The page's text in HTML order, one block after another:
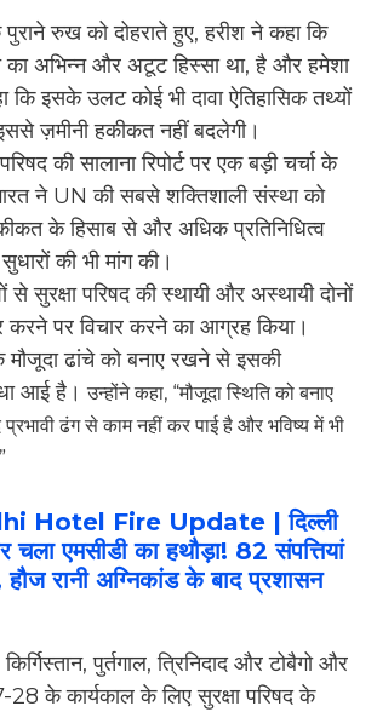
रुख को दोहराते हुए, हरीश ने कहा कि
का अभिन्न और अटूट हिस्सा था, है और हमेशा
कि इसके उलट कोई भी दावा ऐतिहासिक तथ्यों
ज़मीनी हकीकत नहीं बदलेगी।
की सालाना रिपोर्ट पर एक बड़ी चर्चा के
ने UN की सबसे शक्तिशाली संस्था को
के हिसाब से और अधिक प्रतिनिधित्व
की भी मांग की।
सुरक्षा परिषद की स्थायी और अस्थायी दोनों
करने पर विचार करने का आग्रह किया।
मौजूदा ढांचे को बनाए रखने से इसकी
आई है।उन्होंने कहा, “मौजूदा स्थिति को बनाए
ढंग से काम नहीं कर पाई है और भविष्य में भी
Hotel Fire Update | दिल्ली
चला एमसीडी का हथौड़ा! 82 संपत्तियां
रानी अग्निकांड के बाद प्रशासन
पुर्तगाल, त्रिनिदाद और टोबैगो और
28 के कार्यकाल के लिए सुरक्षा परिषद के